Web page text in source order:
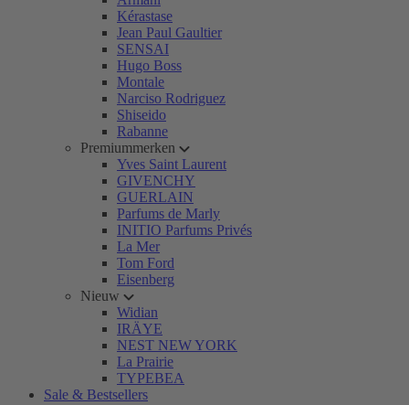
Kérastase
Jean Paul Gaultier
SENSAI
Hugo Boss
Montale
Narciso Rodriguez
Shiseido
Rabanne
Premiummerken
Yves Saint Laurent
GIVENCHY
GUERLAIN
Parfums de Marly
INITIO Parfums Privés
La Mer
Tom Ford
Eisenberg
Nieuw
Widian
IRÄYE
NEST NEW YORK
La Prairie
TYPEBEA
Sale & Bestsellers